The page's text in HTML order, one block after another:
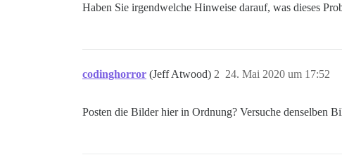
Haben Sie irgendwelche Hinweise darauf, was dieses
codinghorror (Jeff Atwood) 24. Mai 2020 um 17:52
2
Posten die Bilder hier in Ordnung? Versuche denselben